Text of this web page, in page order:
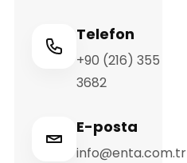
Telefon
+90 (216) 355
3682
E-posta
info@enta.com.tr